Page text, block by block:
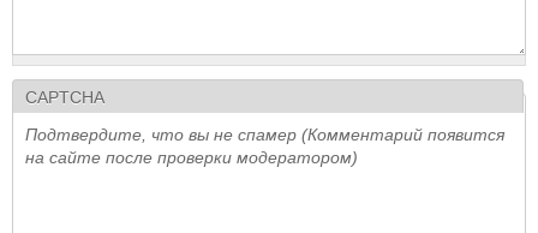
CAPTCHA
Подтвердите, что вы не спамер (Комментарий появится
на сайте после проверки модератором)